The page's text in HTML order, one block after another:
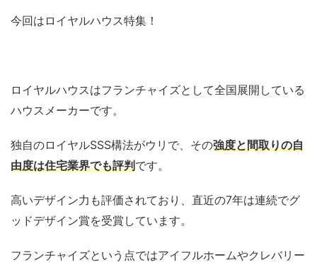
今回はロイヤルハウス特集！
ロイヤルハウスはフランチャイズとして全国展開している
ハウスメーカーです。
独自のロイヤルSSS構法がウリで、その強度と間取りの自
由度は住宅業界でも評判です。
高いデザイン力も評価されており、直近の7年は連続でグ
ッドデザイン賞を受賞しています。
フランチャイズという点ではアイフルホームやクレバリー